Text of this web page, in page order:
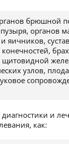
брюшной
органов
яичников,
щитовидной
узлов,
диагностики и
как: